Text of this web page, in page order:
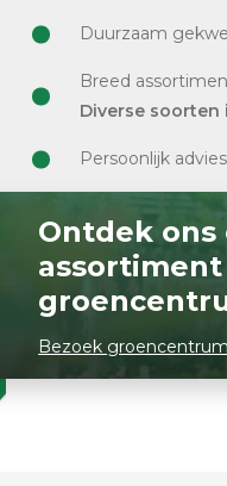
Duurzaam
Breed
Diverse
Persoonlijk
Ontdek
Bezoek groencentrum